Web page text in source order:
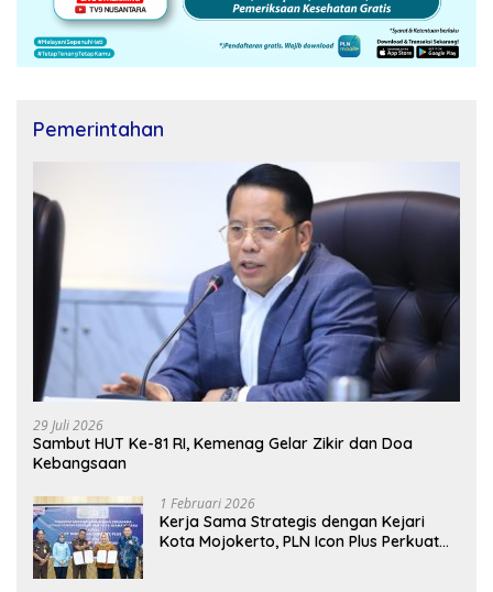
Pemerintahan
29 Juli 2026
Sambut HUT Ke-81 RI, Kemenag Gelar Zikir dan Doa
Kebangsaan
1 Februari 2026
Kerja Sama Strategis dengan Kejari
Kota Mojokerto, PLN Icon Plus Perkuat